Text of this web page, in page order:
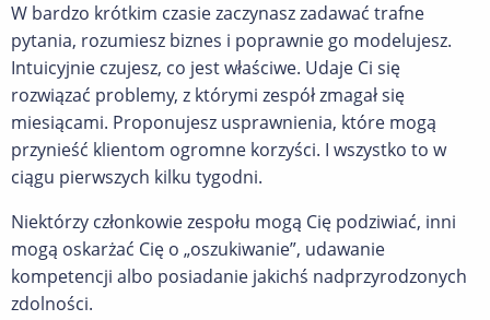
W bardzo krótkim czasie zaczynasz zadawać trafne
pytania, rozumiesz biznes i poprawnie go modelujesz.
Intuicyjnie czujesz, co jest właściwe. Udaje Ci się
rozwiązać problemy, z którymi zespół zmagał się
miesiącami. Proponujesz usprawnienia, które mogą
przynieść klientom ogromne korzyści. I wszystko to w
ciągu pierwszych kilku tygodni.
Niektórzy członkowie zespołu mogą Cię podziwiać, inni
mogą oskarżać Cię o „oszukiwanie”, udawanie
kompetencji albo posiadanie jakichś nadprzyrodzonych
zdolności.